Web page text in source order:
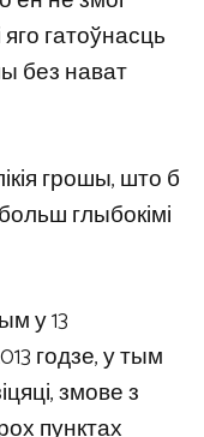
гатоўнасць
без нават
грошы, што б
глыбокімі
у 13
годзе, у тым
змове з
пунктах